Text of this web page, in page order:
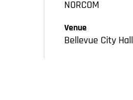
NORCOM
Venue
Bellevue City Hall